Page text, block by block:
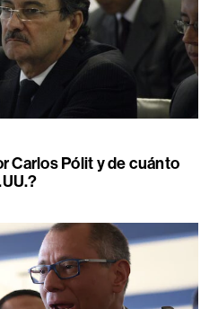
Carlos Pólit y de cuánto